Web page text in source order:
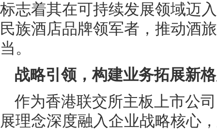
标志着其在可持续发展领域迈
民族酒店品牌领军者，推动酒
当。
战略引领，构建业务拓展新
作为香港联交所主板上市公
展理念深度融入企业战略核心